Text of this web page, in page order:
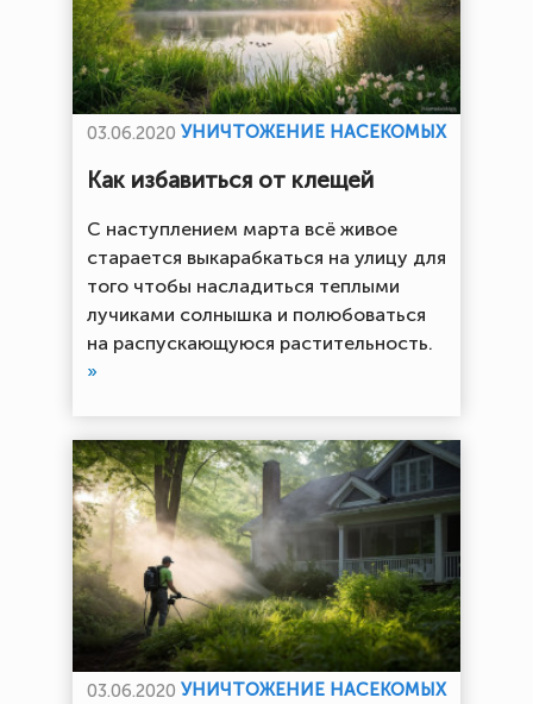
03.06.2020 УНИЧТОЖЕНИЕ НАСЕКОМЫХ
Как избавиться от клещей
С наступлением марта всё живое
старается выкарабкаться на улицу для
того чтобы насладиться теплыми
лучиками солнышка и полюбоваться
на распускающуюся растительность.
»
03.06.2020 УНИЧТОЖЕНИЕ НАСЕКОМЫХ